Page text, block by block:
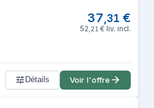
37 31 €
52 21 € liv. incl.
Détails Voir l'offre